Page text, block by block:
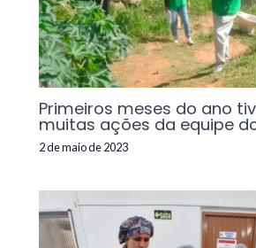
Primeiros meses do ano
muitas ações da equipe
2 de maio de 2023